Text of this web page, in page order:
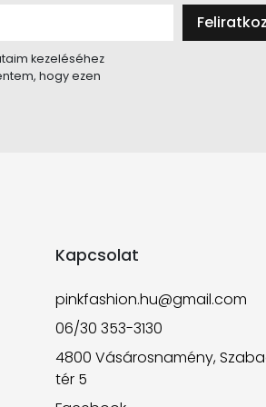
kezeléséhez
hogy ezen
Kapcsolat
pinkfashion.hu@gmail.com
06/30 353-3130
4800 Vásárosnamény,
tér 5